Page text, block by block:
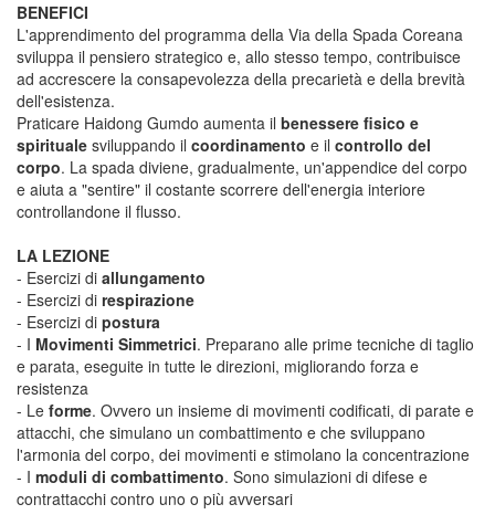
BENEFICI
L'apprendimento del programma della Via della Spada Coreana
sviluppa il pensiero strategico e, allo stesso tempo, contribuisce
ad accrescere la consapevolezza della precarietà e della brevità
dell'esistenza.
Praticare Haidong Gumdo aumenta il benessere fisico e
spirituale sviluppando il coordinamento e il controllo del
corpo. La spada diviene, gradualmente, un'appendice del corpo
e aiuta a "sentire" il costante scorrere dell'energia interiore
controllandone il flusso.
LA LEZIONE
- Esercizi di allungamento
- Esercizi di respirazione
- Esercizi di postura
- I Movimenti Simmetrici. Preparano alle prime tecniche di taglio
e parata, eseguite in tutte le direzioni, migliorando forza e
resistenza
- Le forme. Ovvero un insieme di movimenti codificati, di parate e
attacchi, che simulano un combattimento e che sviluppano
l'armonia del corpo, dei movimenti e stimolano la concentrazione
- I moduli di combattimento. Sono simulazioni di difese e
contrattacchi contro uno o più avversari